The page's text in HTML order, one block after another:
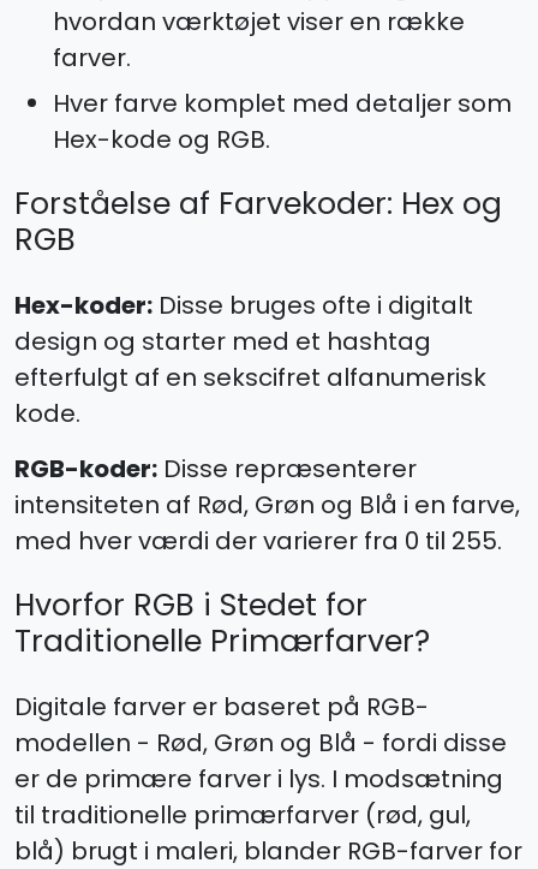
hvordan værktøjet viser en række
farver.
Hver farve komplet med detaljer som
Hex-kode og RGB.
Forståelse af Farvekoder: Hex og
RGB
Hex-koder: Disse bruges ofte i digitalt
design og starter med et hashtag
efterfulgt af en sekscifret alfanumerisk
kode.
RGB-koder: Disse repræsenterer
intensiteten af Rød, Grøn og Blå i en farve,
med hver værdi der varierer fra 0 til 255.
Hvorfor RGB i Stedet for
Traditionelle Primærfarver?
Digitale farver er baseret på RGB-
modellen - Rød, Grøn og Blå - fordi disse
er de primære farver i lys. I modsætning
til traditionelle primærfarver (rød, gul,
blå) brugt i maleri, blander RGB-farver for